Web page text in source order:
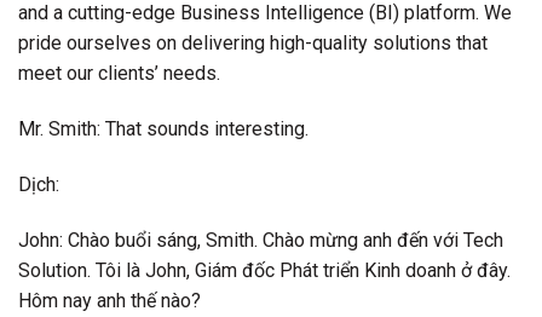
and a cutting-edge Business Intelligence (BI) platform. We
pride ourselves on delivering high-quality solutions that
meet our clients’ needs.
Mr. Smith: That sounds interesting.
Dịch:
John: Chào buổi sáng, Smith. Chào mừng anh đến với Tech
Solution. Tôi là John, Giám đốc Phát triển Kinh doanh ở đây.
Hôm nay anh thế nào?